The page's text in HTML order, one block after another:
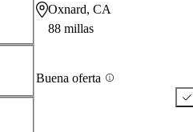
Oxnard, CA
88 millas
Buena oferta